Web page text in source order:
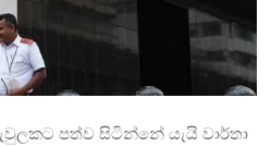
පත්ව සිටින්නේ යැයි වාර්තා